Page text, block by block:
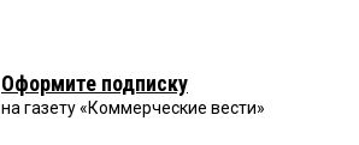
Оформите подписку
на газету «Коммерческие вести»